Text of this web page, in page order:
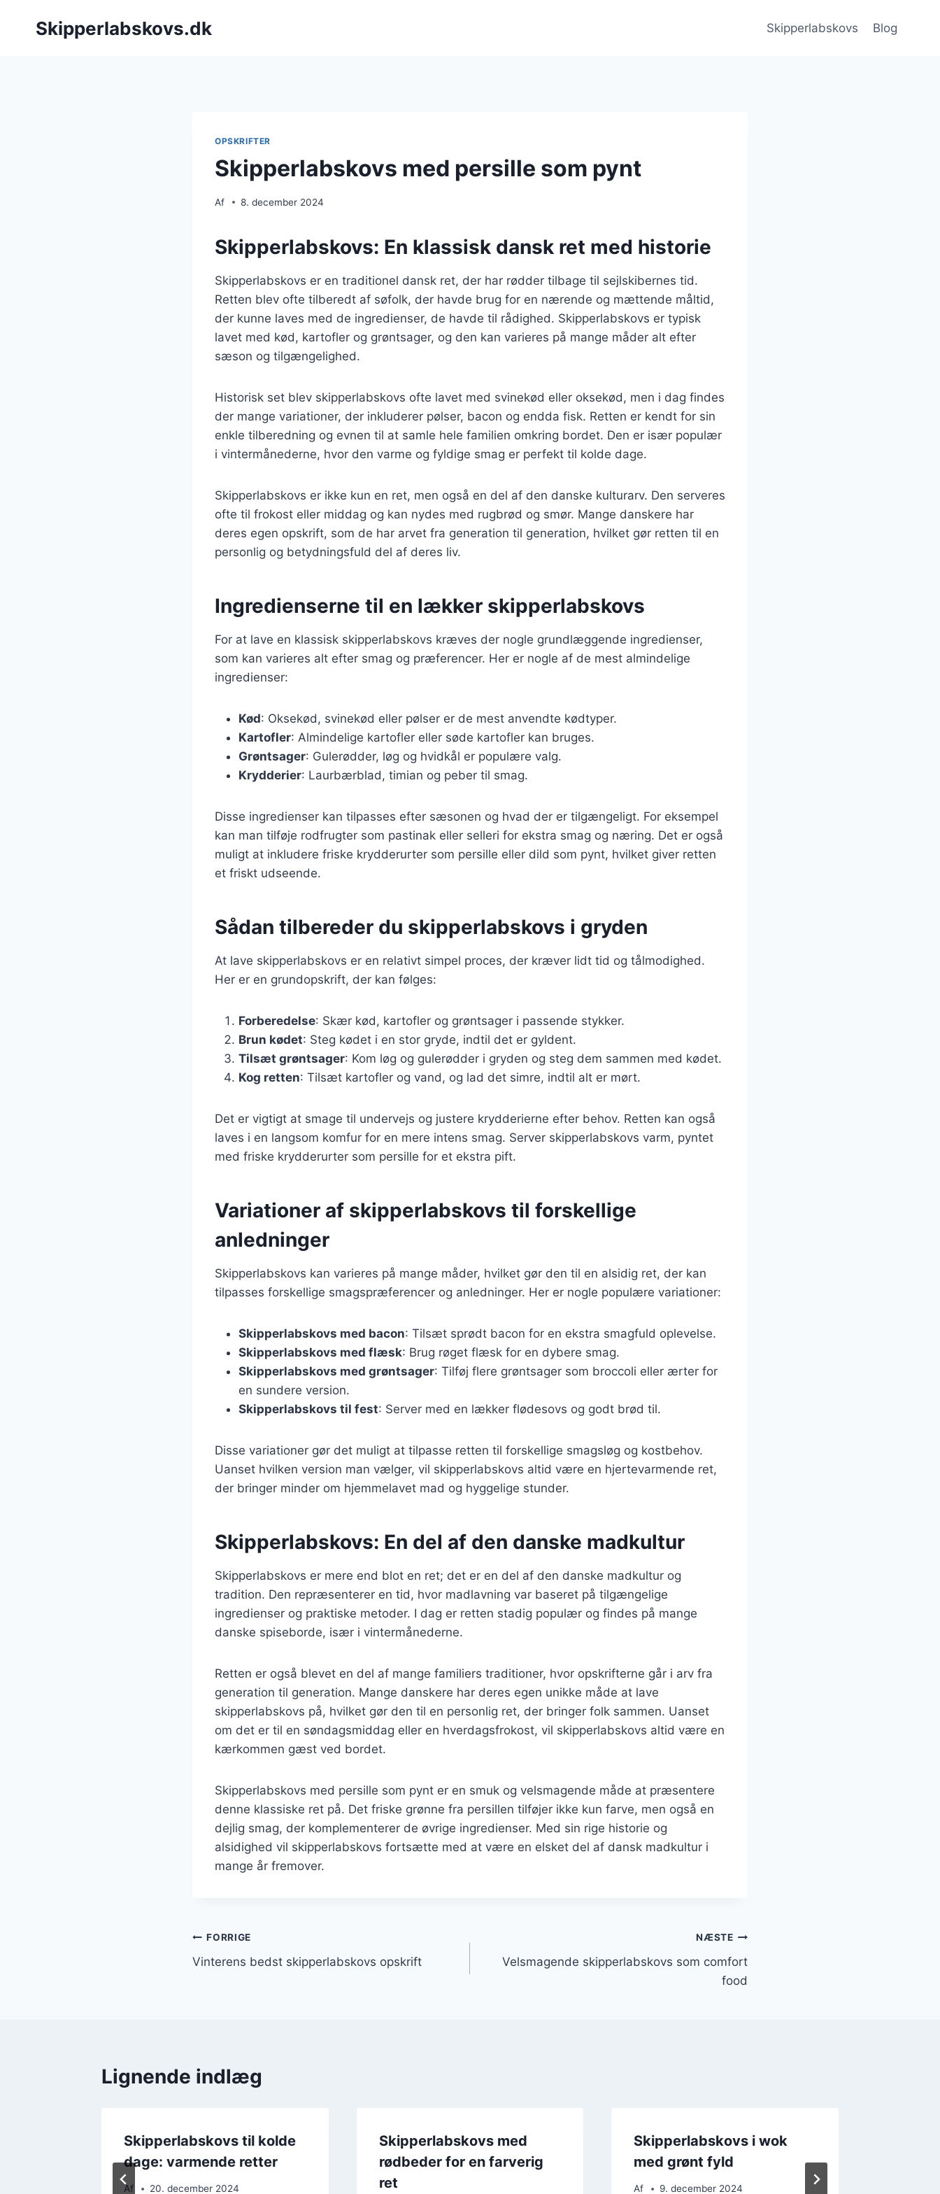
Skipperlabskovs.dk Skipperlabskovs Blog
OPSKRIFTER
Skipperlabskovs med persille som pynt
Af 8. december 2024
Skipperlabskovs: En klassisk dansk ret med historie
Skipperlabskovs er en traditionel dansk ret, der har rødder tilbage til sejlskibernes tid.
Retten blev ofte tilberedt af søfolk, der havde brug for en nærende og mættende måltid,
der kunne laves med de ingredienser, de havde til rådighed. Skipperlabskovs er typisk
lavet med kød, kartofler og grøntsager, og den kan varieres på mange måder alt efter
sæson og tilgængelighed.
Historisk set blev skipperlabskovs ofte lavet med svinekød eller oksekød, men i dag findes
der mange variationer, der inkluderer pølser, bacon og endda fisk. Retten er kendt for sin
enkle tilberedning og evnen til at samle hele familien omkring bordet. Den er især populær
i vintermånederne, hvor den varme og fyldige smag er perfekt til kolde dage.
Skipperlabskovs er ikke kun en ret, men også en del af den danske kulturarv. Den serveres
ofte til frokost eller middag og kan nydes med rugbrød og smør. Mange danskere har
deres egen opskrift, som de har arvet fra generation til generation, hvilket gør retten til en
personlig og betydningsfuld del af deres liv.
Ingredienserne til en lækker skipperlabskovs
For at lave en klassisk skipperlabskovs kræves der nogle grundlæggende ingredienser,
som kan varieres alt efter smag og præferencer. Her er nogle af de mest almindelige
ingredienser:
Kød: Oksekød, svinekød eller pølser er de mest anvendte kødtyper.
Kartofler: Almindelige kartofler eller søde kartofler kan bruges.
Grøntsager: Gulerødder, løg og hvidkål er populære valg.
Krydderier: Laurbærblad, timian og peber til smag.
Disse ingredienser kan tilpasses efter sæsonen og hvad der er tilgængeligt. For eksempel
kan man tilføje rodfrugter som pastinak eller selleri for ekstra smag og næring. Det er også
muligt at inkludere friske krydderurter som persille eller dild som pynt, hvilket giver retten
et friskt udseende.
Sådan tilbereder du skipperlabskovs i gryden
At lave skipperlabskovs er en relativt simpel proces, der kræver lidt tid og tålmodighed.
Her er en grundopskrift, der kan følges:
Forberedelse: Skær kød, kartofler og grøntsager i passende stykker.
Brun kødet: Steg kødet i en stor gryde, indtil det er gyldent.
Tilsæt grøntsager: Kom løg og gulerødder i gryden og steg dem sammen med kødet.
Kog retten: Tilsæt kartofler og vand, og lad det simre, indtil alt er mørt.
Det er vigtigt at smage til undervejs og justere krydderierne efter behov. Retten kan også
laves i en langsom komfur for en mere intens smag. Server skipperlabskovs varm, pyntet
med friske krydderurter som persille for et ekstra pift.
Variationer af skipperlabskovs til forskellige
anledninger
Skipperlabskovs kan varieres på mange måder, hvilket gør den til en alsidig ret, der kan
tilpasses forskellige smagspræferencer og anledninger. Her er nogle populære variationer:
Skipperlabskovs med bacon: Tilsæt sprødt bacon for en ekstra smagfuld oplevelse.
Skipperlabskovs med flæsk: Brug røget flæsk for en dybere smag.
Skipperlabskovs med grøntsager: Tilføj flere grøntsager som broccoli eller ærter for
en sundere version.
Skipperlabskovs til fest: Server med en lækker flødesovs og godt brød til.
Disse variationer gør det muligt at tilpasse retten til forskellige smagsløg og kostbehov.
Uanset hvilken version man vælger, vil skipperlabskovs altid være en hjertevarmende ret,
der bringer minder om hjemmelavet mad og hyggelige stunder.
Skipperlabskovs: En del af den danske madkultur
Skipperlabskovs er mere end blot en ret; det er en del af den danske madkultur og
tradition. Den repræsenterer en tid, hvor madlavning var baseret på tilgængelige
ingredienser og praktiske metoder. I dag er retten stadig populær og findes på mange
danske spiseborde, især i vintermånederne.
Retten er også blevet en del af mange familiers traditioner, hvor opskrifterne går i arv fra
generation til generation. Mange danskere har deres egen unikke måde at lave
skipperlabskovs på, hvilket gør den til en personlig ret, der bringer folk sammen. Uanset
om det er til en søndagsmiddag eller en hverdagsfrokost, vil skipperlabskovs altid være en
kærkommen gæst ved bordet.
Skipperlabskovs med persille som pynt er en smuk og velsmagende måde at præsentere
denne klassiske ret på. Det friske grønne fra persillen tilføjer ikke kun farve, men også en
dejlig smag, der komplementerer de øvrige ingredienser. Med sin rige historie og
alsidighed vil skipperlabskovs fortsætte med at være en elsket del af dansk madkultur i
mange år fremover.
Indlægsnavigation
FORRIGE
Vinterens bedst skipperlabskovs opskrift
NÆSTE
Velsmagende skipperlabskovs som comfort
food
Lignende indlæg
Skipperlabskovs til kolde
dage: varmende retter
Af 20. december 2024
Skipperlabskovs med
rødbeder for en farverig
ret
Skipperlabskovs i wok
med grønt fyld
Af 9. december 2024